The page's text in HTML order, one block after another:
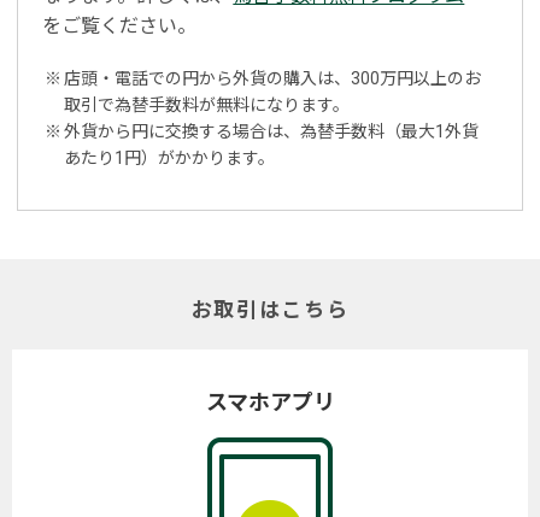
をご覧ください。
※ 店頭・電話での円から外貨の購入は、300万円以上のお
取引で為替手数料が無料になります。
※ 外貨から円に交換する場合は、為替手数料（最大1外貨
あたり1円）がかかります。
お取引はこちら
スマホアプリ